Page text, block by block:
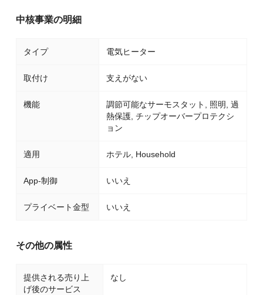
中核事業の明細
タイプ 電気ヒーター
取付け 支えがない
機能
調節可能なサーモスタット, 照明, 過
熱保護, チップオーバープロテクシ
ョン
適用 ホテル, Household
App-制御 いいえ
プライベート金型 いいえ
その他の属性
提供される売り上
げ後のサービス
なし